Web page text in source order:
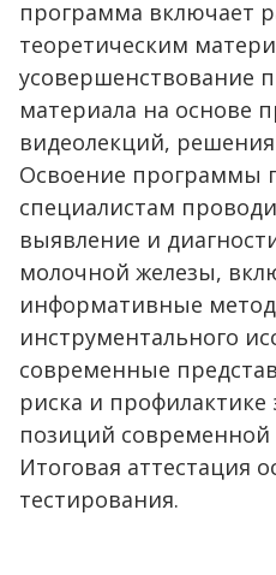
программа включает
теоретическим
усовершенствование
материала на основе
видеолекций,
Освоение программы
специалистам
выявление и
молочной железы,
информативные
инструментального
современные
риска и профилактике
позиций
Итоговая аттестация
тестирования.